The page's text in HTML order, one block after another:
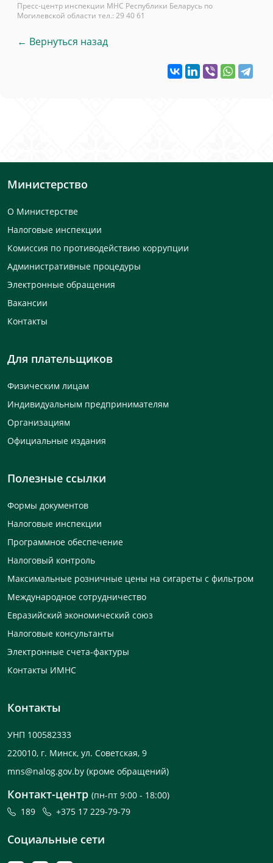
Пресс-центр инспекции МНС Республики Беларусь по
Могилевской области тел.: 29 40 61
← Вернуться назад
Министерство
О Министерстве
Налоговые инспекции
Комиссия по противодействию коррупции
Административные процедуры
Электронные обращения
Вакансии
Контакты
Для плательщиков
Физическим лицам
Индивидуальным предпринимателям
Организациям
Официальные издания
Полезные ссылки
Формы документов
Налоговые инспекции
Программное обеспечение
Налоговый контроль
Максимальные розничные цены на сигареты с фильтром
Международное сотрудничество
Евразийский экономический союз
Налоговые консультанты
Электронные счета-фактуры
Контакты ИМНС
Контакты
УНП 100582333
220010, г. Минск, ул. Советская, 9
mns@nalog.gov.by (кроме обращений)
Контакт-центр (пн-пт 9:00 - 18:00)
189
+375 17 229-79-79
Социальные сети